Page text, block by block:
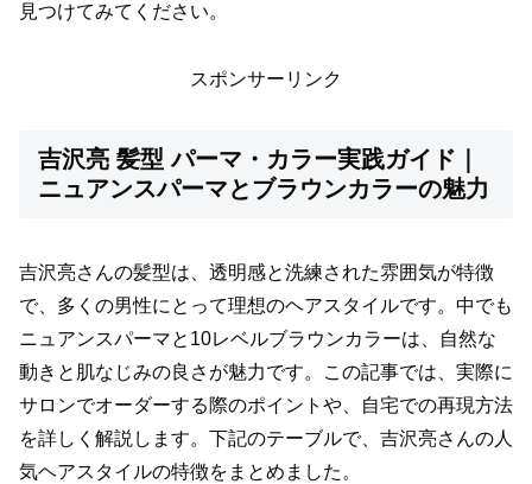
見つけてみてください。
スポンサーリンク
吉沢亮 髪型 パーマ・カラー実践ガイド｜
ニュアンスパーマとブラウンカラーの魅力
吉沢亮さんの髪型は、透明感と洗練された雰囲気が特徴
で、多くの男性にとって理想のヘアスタイルです。中でも
ニュアンスパーマと10レベルブラウンカラーは、自然な
動きと肌なじみの良さが魅力です。この記事では、実際に
サロンでオーダーする際のポイントや、自宅での再現方法
を詳しく解説します。下記のテーブルで、吉沢亮さんの人
気ヘアスタイルの特徴をまとめました。